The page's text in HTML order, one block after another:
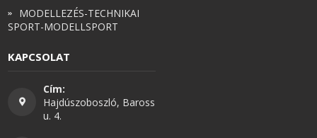
MODELLEZÉS-TECHNIKAI
SPORT-MODELLSPORT
KAPCSOLAT
Cím:
Hajdúszoboszló, Baross
u. 4.